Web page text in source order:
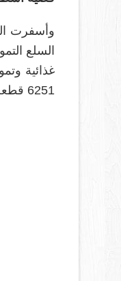
6251 قطعة) سلع مُدعمة متنوعة.